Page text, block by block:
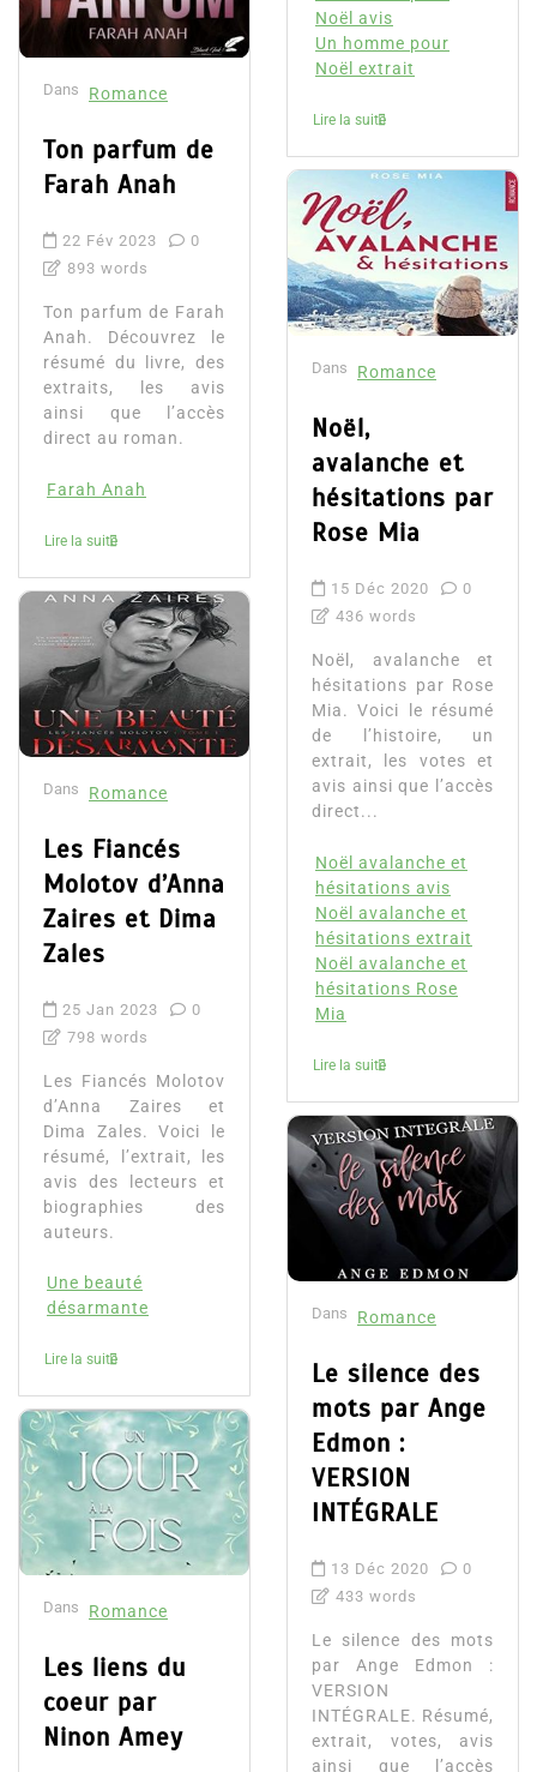
Dans Romance
Ton parfum de
Farah Anah
22 Fév 2023
0
893 words
Ton parfum de Farah
Anah. Découvrez le
résumé du livre, des
extraits, les avis
ainsi que l’accès
direct au roman.
Farah Anah
Lire la suite
Dans Romance
Les Fiancés
Molotov d’Anna
Zaires et Dima
Zales
25 Jan 2023
0
798 words
Les Fiancés Molotov
d’Anna Zaires et
Dima Zales. Voici le
résumé, l’extrait, les
avis des lecteurs et
biographies des
auteurs.
Une beauté
désarmante
Lire la suite
Dans Romance
Les liens du
coeur par
Ninon Amey
Noël avis
Un homme pour
Noël extrait
Lire la suite
Dans Romance
Noël,
avalanche et
hésitations par
Rose Mia
15 Déc 2020
0
436 words
Noël, avalanche et
hésitations par Rose
Mia. Voici le résumé
de l’histoire, un
extrait, les votes et
avis ainsi que l’accès
direct...
Noël avalanche et
hésitations avis
Noël avalanche et
hésitations extrait
Noël avalanche et
hésitations Rose
Mia
Lire la suite
Dans Romance
Le silence des
mots par Ange
Edmon :
VERSION
INTÉGRALE
13 Déc 2020
0
433 words
Le silence des mots
par Ange Edmon :
VERSION
INTÉGRALE. Résumé,
extrait, votes, avis
ainsi que l’accès